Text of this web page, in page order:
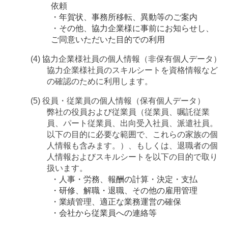
依頼
・年賀状、事務所移転、異動等のご案内
・その他、協力企業様に事前にお知らせし、
ご同意いただいた目的での利用
(4) 協力企業様社員の個人情報（非保有個人データ）
協力企業様社員のスキルシートを資格情報など
の確認のために利用します。
(5) 役員・従業員の個人情報（保有個人データ）
弊社の役員および従業員（従業員、嘱託従業
員、パート従業員、出向受入社員、派遣社員。
以下の目的に必要な範囲で、これらの家族の個
人情報も含みます。）、もしくは、退職者の個
人情報およびスキルシートを以下の目的で取り
扱います。
・人事・労務、報酬の計算・決定・支払
・研修、解職・退職、その他の雇用管理
・業績管理、適正な業務運営の確保
・会社から従業員への連絡等